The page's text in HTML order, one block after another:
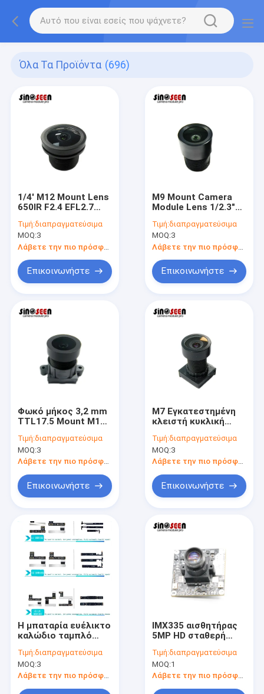
Όλα Τα Προϊόντα (696)
1/4' M12 Mount Lens
650IR F2.4 EFL2.7
Τιμή:διαπραγματεύσιμα
MOQ:3
Λάβετε την πιο πρόσφατη τιμή
Επικοινωνήστε
M9 Mount Camera
Module Lens 1/2.3"
στρέβλωση φακός
για το IMX377
Τιμή:διαπραγματεύσιμα
MOQ:3
Επικοινωνήστε
Φωκό μήκος 3,2 mm
TTL17.5 Mount M12
1/2,8 ίντσες για
κάμερες ασφαλείας
παρακολούθησης
Τιμή:διαπραγματεύσιμα
MOQ:3
Λάβετε την πιο πρόσφατη τιμή
Επικοινωνήστε
M7 Εγκατεστημένη
κλειστή κυκλική
παρακολούθησης
Μοδούλος φακού
1/4 ίντσες EFL2.8
Τιμή:διαπραγματεύσιμα
MOQ:3
Επικοινωνήστε
Η μπαταρία ευέλικτο
καλώδιο ταμπλό
κατάλληλο για
iPhone 11 12 13 Pro
Max μπαταρία για
Τιμή:διαπραγματεύσιμα
MOQ:3
Λάβετε την πιο πρόσφατη τιμή
IMX335 αισθητήρας
5MP HD σταθερή
κάμερας
Τιμή:διαπραγματεύσιμα
MOQ:1
Λάβετε την πιο πρόσφατη τιμή